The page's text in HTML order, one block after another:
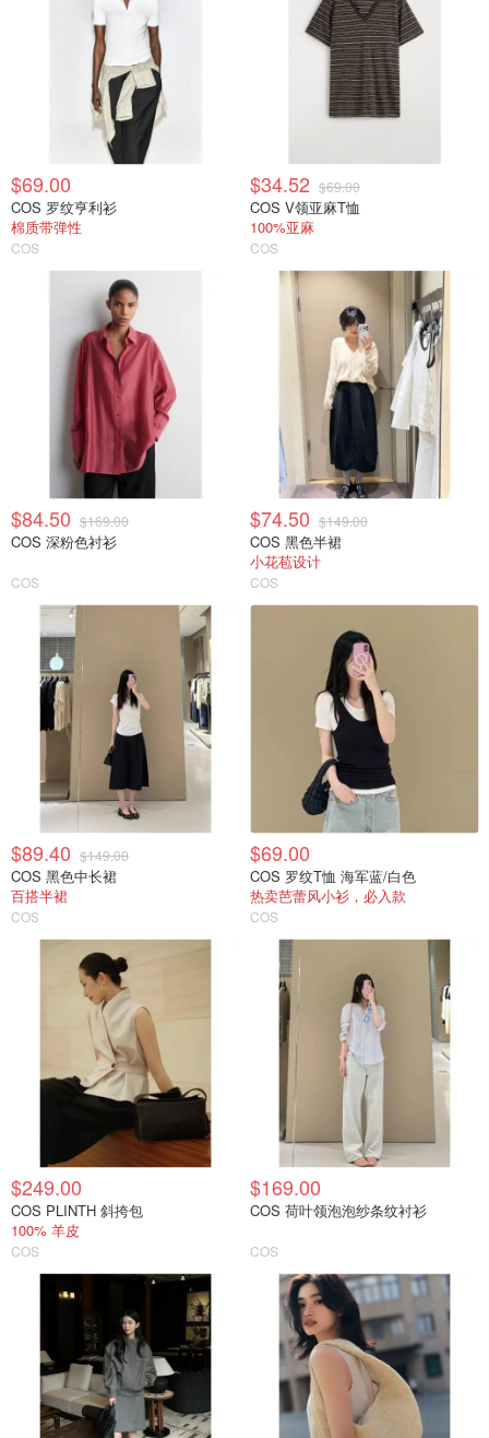
$69.00
COS 罗纹亨利衫
棉质带弹性
COS
$34.52 $69.00
COS V领亚麻T恤
100%亚麻
COS
$84.50 $169.00
COS 深粉色衬衫
COS
$74.50 $149.00
COS 黑色半裙
小花苞设计
COS
$89.40 $149.00
COS 黑色中长裙
百搭半裙
COS
$69.00
COS 罗纹T恤 海军蓝/白色
热卖芭蕾风小衫，必入款
COS
$249.00
COS PLINTH 斜挎包
100% 羊皮
COS
$169.00
COS 荷叶领泡泡纱条纹衬衫
COS